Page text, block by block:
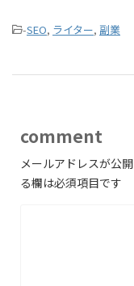
-SEO, ライター, 副業
comment
メールアドレスが公
る欄は必須項目です